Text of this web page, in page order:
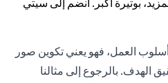
أسلوب العمل، فهو يعني تكوين صور
الهدف. بالرجوع إلى مثالنا